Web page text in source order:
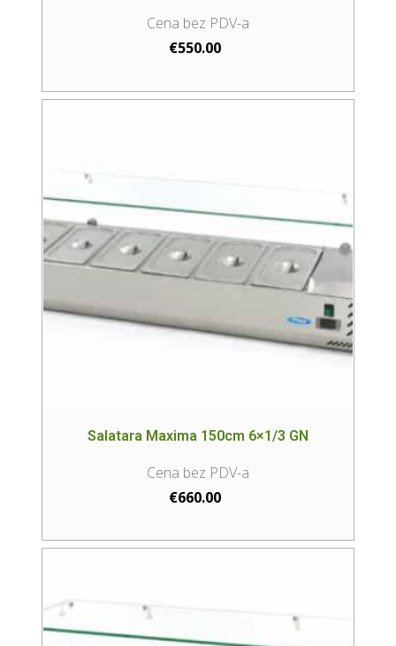
€550.00
Salatara Maxima 150cm 6×1/3 GN
€660.00